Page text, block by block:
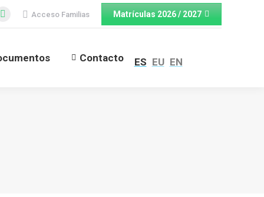
Twitter
Acceso Familias Matrículas 2026 / 2027
Contacto ES EU EN